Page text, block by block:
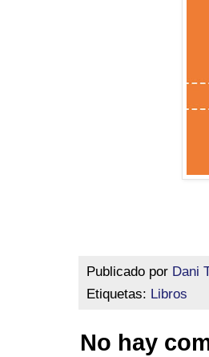
Publicado por Dani
Etiquetas: Libros
No hay